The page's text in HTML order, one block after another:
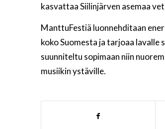
kasvattaa Siilinjärven asemaa
ManttuFestiä luonnehditaan
koko Suomesta ja tarjoaa lavalle
suunniteltu sopimaan niin
musiikin ystäville.